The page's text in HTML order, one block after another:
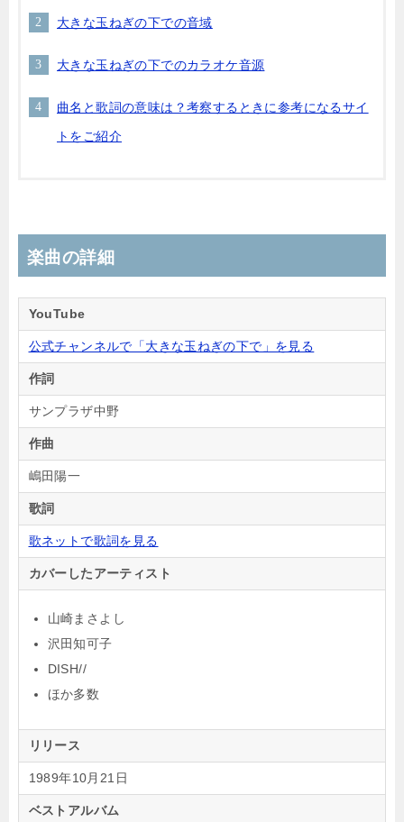
大きな玉ねぎの下での音域
大きな玉ねぎの下でのカラオケ音源
曲名と歌詞の意味は？考察するときに参考になるサイ
トをご紹介
楽曲の詳細
YouTube
公式チャンネルで「大きな玉ねぎの下で」を見る
作詞
サンプラザ中野
作曲
嶋田陽一
歌詞
歌ネットで歌詞を見る
カバーしたアーティスト
山崎まさよし
沢田知可子
DISH//
ほか多数
リリース
1989年10月21日
ベストアルバム